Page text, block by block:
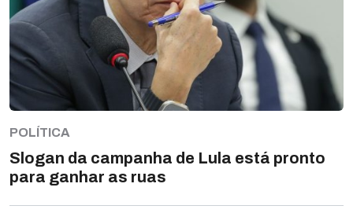
POLÍTICA
Slogan da campanha de Lula está pronto
para ganhar as ruas